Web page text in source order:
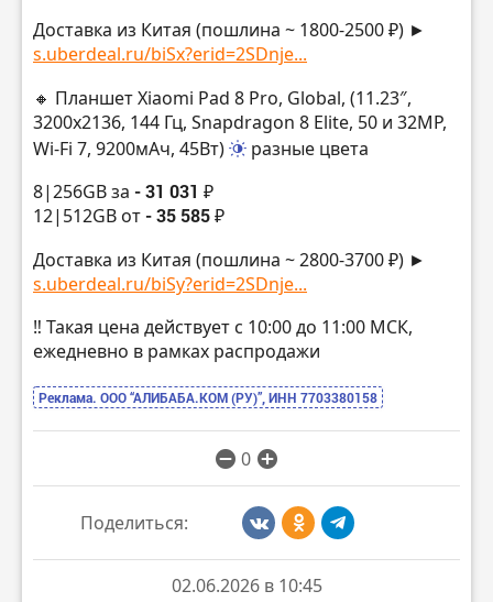
Доставка из Китая (пошлина ~ 1800-2500 ₽) ►
s.uberdeal.ru/biSx?erid=2SDnje...
🔸 Планшет Xiaomi Pad 8 Pro, Global, (11.23″,
3200х2136, 144 Гц, Snapdragon 8 Elite, 50 и 32MP,
Wi-Fi 7, 9200мАч, 45Вт)
разные цвета
8|256GB за - 31 031 ₽
12|512GB от- 35 585 ₽
Доставка из Китая (пошлина ~ 2800-3700 ₽) ►
s.uberdeal.ru/biSy?erid=2SDnje...
‼️ Такая цена действует с 10:00 до 11:00 МСК,
ежедневно в рамках распродажи
Реклама. ООО “АЛИБАБА.КОМ (РУ)”, ИНН 7703380158
0
Поделиться:
02.06.2026 в 10:45